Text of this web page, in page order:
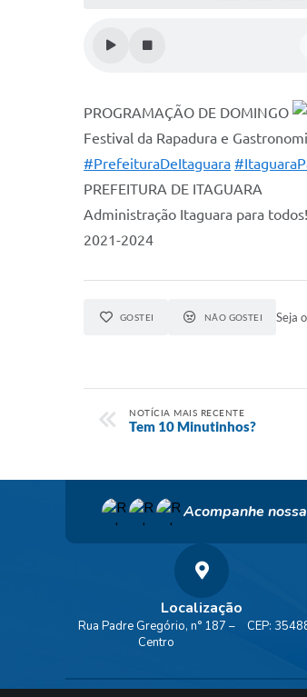
PROGRAMAÇÃO DE DOMINGO
Festival da Rapadura e
#PrefeituraDeItaguara
PREFEITURA DE ITAGUARA
Administração Itaguara para todos!
2021-2024
GOSTEI NÃO GOSTEI Seja
NOTÍCIA MAIS RECENTE
Tem 10 Minutinhos?
Acompanhe
Localização
Rua Padre Gregório, n° 187 –
Centro
CEP: